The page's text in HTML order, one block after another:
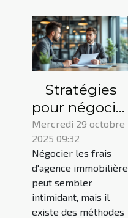
Stratégies
pour négocier
les frais
d'agence
immobilière
efficacement
Mercredi 29 octobre
2025 09:32
Négocier les frais
d'agence immobilière
peut sembler
intimidant, mais il
existe des méthodes